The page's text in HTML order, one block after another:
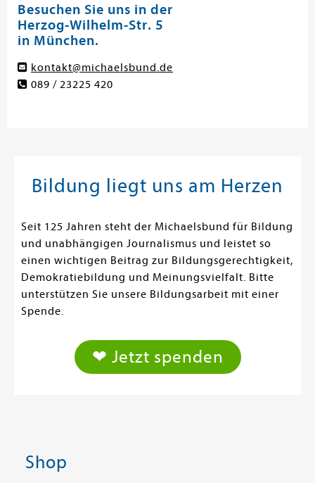
Besuchen Sie uns in der
Herzog-Wilhelm-Str. 5
in München.
kontakt@michaelsbund.de
089 / 23225 420
Bildung liegt uns am Herzen
Seit 125 Jahren steht der Michaelsbund für Bildung
und unabhängigen Journalismus und leistet so
einen wichtigen Beitrag zur Bildungsgerechtigkeit,
Demokratiebildung und Meinungsvielfalt. Bitte
unterstützen Sie unsere Bildungsarbeit mit einer
Spende.
❤ Jetzt spenden
Shop